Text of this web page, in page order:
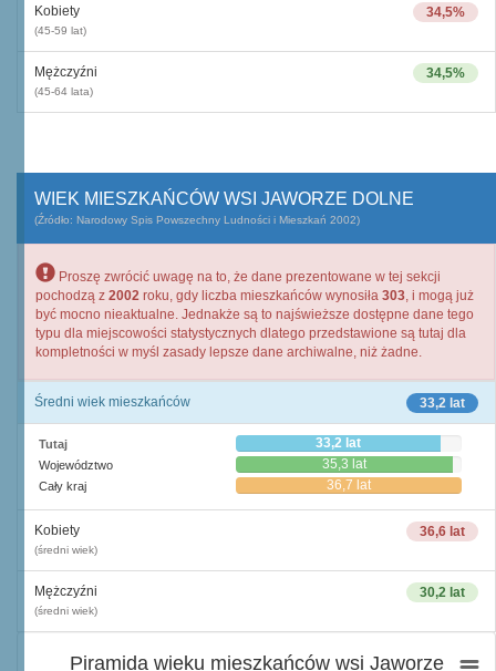
34,5%
Kobiety
(45-59 lat)
34,5%
Mężczyźni
(45-64 lata)
WIEK MIESZKAŃCÓW WSI JAWORZE DOLNE
(Źródło: Narodowy Spis Powszechny Ludności i Mieszkań 2002)
Proszę zwrócić uwagę na to, że dane prezentowane w tej sekcji
pochodzą z 2002 roku, gdy liczba mieszkańców wynosiła 303, i mogą już
być mocno nieaktualne. Jednakże są to najświeższe dostępne dane tego
typu dla miejscowości statystycznych dlatego przedstawione są tutaj dla
kompletności w myśl zasady lepsze dane archiwalne, niż żadne.
33,2 lat
Średni wiek mieszkańców
Tutaj 33,2 lat
Województwo 35,3 lat
Cały kraj 36,7 lat
36,6 lat
Kobiety
(średni wiek)
30,2 lat
Mężczyźni
(średni wiek)
Piramida wieku mieszkańców wsi Jaworze